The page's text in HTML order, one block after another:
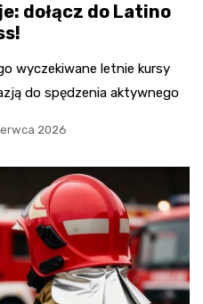
dołącz do Latino
wyczekiwane letnie kursy
do spędzenia aktywnego
2026